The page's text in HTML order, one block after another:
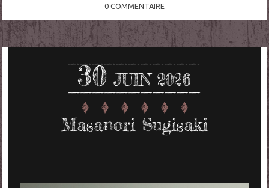
0 COMMENTAIRE
30 JUIN 2026
Masanori Sugisaki